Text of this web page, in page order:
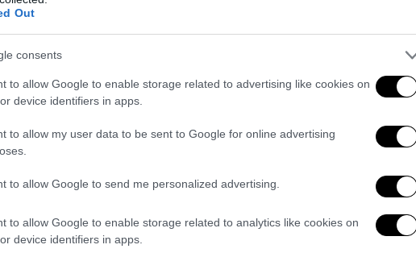
Out
consents
to allow Google to enable storage related to advertising like cookies on
device identifiers in apps.
to allow my user data to be sent to Google for online advertising
to allow Google to send me personalized advertising.
to allow Google to enable storage related to analytics like cookies on
device identifiers in apps.
con misure specifiche che diano sollievo ad un settore essenziale per la